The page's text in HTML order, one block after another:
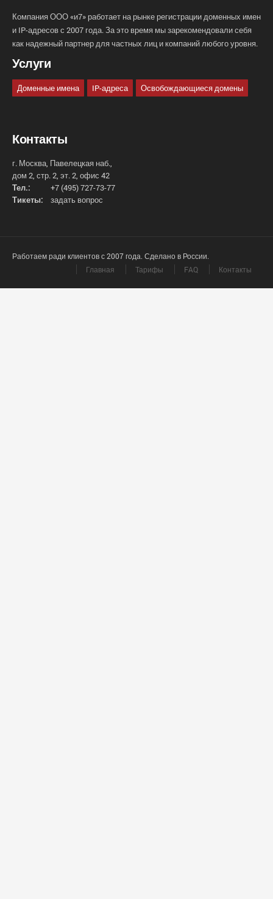
Компания ООО «и7» работает на рынке регистрации доменных имен
и IP-адресов с 2007 года. За это время мы зарекомендовали себя
как надежный партнер для частных лиц и компаний любого уровня.
Услуги
Доменные имена IP-адреса Освобождающиеся домены
Контакты
г. Москва, Павелецкая наб.,
дом 2, стр. 2, эт. 2, офис 42
Тел.:
+7 (495) 727-73-77
Тикеты:
задать вопрос
Работаем ради клиентов с 2007 года. Сделано в России.
Главная
Тарифы FAQ Контакты